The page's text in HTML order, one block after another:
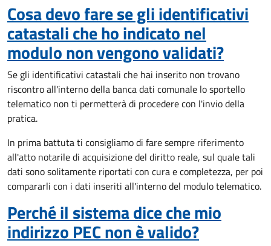
Cosa devo fare se gli identificativi
catastali che ho indicato nel
modulo non vengono validati?
Se gli identificativi catastali che hai inserito non trovano
riscontro all'interno della banca dati comunale lo sportello
telematico non ti permetterà di procedere con l'invio della
pratica.
In prima battuta ti consigliamo di fare sempre riferimento
all'atto notarile di acquisizione del diritto reale, sul quale tali
dati sono solitamente riportati con cura e completezza, per poi
compararli con i dati inseriti all'interno del modulo telematico.
Perché il sistema dice che mio
indirizzo PEC non è valido?